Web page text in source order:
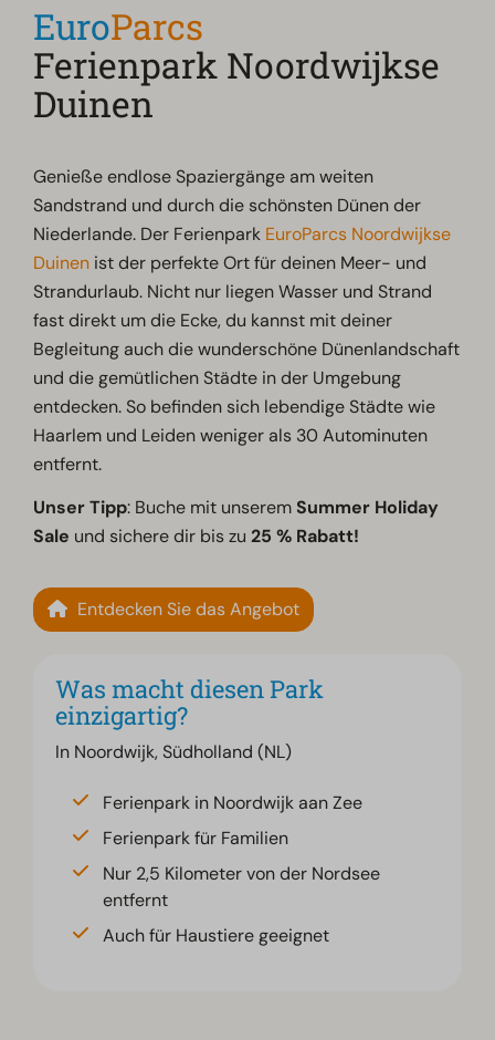
EuroParcs
Ferienpark Noordwijkse
Duinen
Genieße endlose Spaziergänge am weiten
Sandstrand und durch die schönsten Dünen der
Niederlande. Der Ferienpark EuroParcs Noordwijkse
Duinen ist der perfekte Ort für deinen Meer- und
Strandurlaub. Nicht nur liegen Wasser und Strand
fast direkt um die Ecke, du kannst mit deiner
Begleitung auch die wunderschöne Dünenlandschaft
und die gemütlichen Städte in der Umgebung
entdecken. So befinden sich lebendige Städte wie
Haarlem und Leiden weniger als 30 Autominuten
entfernt.
UnserTipp: Buche mit unserem Summer Holiday
Sale und sichere dir bis zu25 % Rabatt!
Entdecken Sie das Angebot
Was macht diesen Park
einzigartig?
In Noordwijk, Südholland (NL)
Ferienpark in Noordwijk aan Zee
Ferienpark für Familien
Nur 2,5 Kilometer von der Nordsee
entfernt
Auch für Haustiere geeignet